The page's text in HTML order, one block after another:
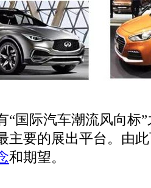
“国际汽车潮流风向标
主要的展出平台。由
和期望。